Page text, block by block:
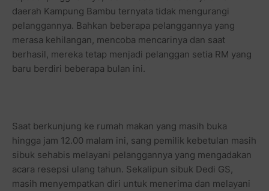
daerah Kampung Bambu ternyata tidak mengurangi
pelanggannya. Bahkan beberapa pelanggannya yang
merasa kehilangan, mencoba mencarinya dan saat
berhasil, mereka tetap menjadi pelanggan setia RM yang
baru berdiri beberapa bulan ini.
Saat berkunjung ke rumah makan yang masih buka
hingga jam 12.00 malam ini, sang pemilik kebetulan masih
sibuk sehabis melayani pelanggannya yang mengadakan
acara resepsi ulang tahun. Sekalipun sibuk Dedi GS,
masih menyempatkan diri untuk menerima dan melayani